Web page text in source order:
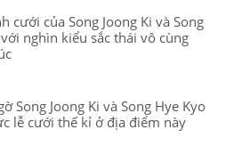
cưới của Song Joong Ki và Song
nghìn kiểu sắc thái vô cùng
Song Joong Ki và Song Hye Kyo
lễ cưới thế kỉ ở địa điểm này